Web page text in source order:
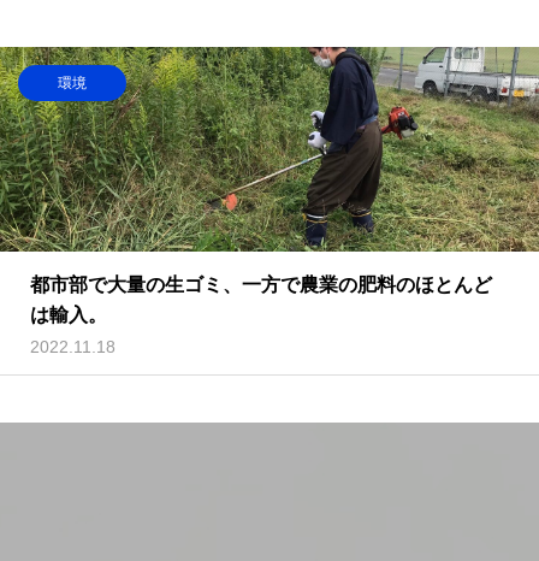
環境
都市部で大量の生ゴミ、一方で農業の肥料のほとんど
は輸入。
2022.11.18